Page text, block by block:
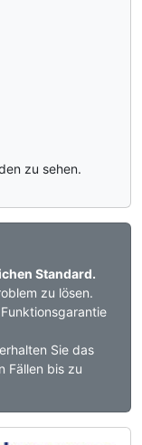
zu sehen.
Standard.
zu lösen.
Sie das
Fällen bis zu